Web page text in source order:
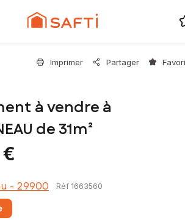
Imprimer Partager
à vendre à
de 31m²
- 29900 Réf 1663560